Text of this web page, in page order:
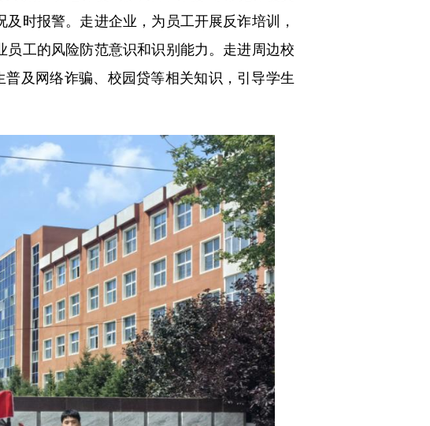
时报警。走进企业，为员工开展反诈培训，
工的风险防范意识和识别能力。走进周边校
及网络诈骗、校园贷等相关知识，引导学生